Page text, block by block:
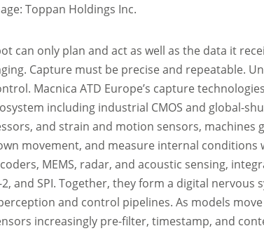
Toppan Holdings Inc.
can only plan and act as well as the data it
Capture must be precise and repeatable.
Macnica ATD Europe’s capture
including industrial CMOS and global-
and strain and motion sensors, machines
movement, and measure internal conditions
MEMS, radar, and acoustic sensing,
and SPI. Together, they form a digital nervous
and control pipelines. As models
increasingly pre-filter, timestamp, and